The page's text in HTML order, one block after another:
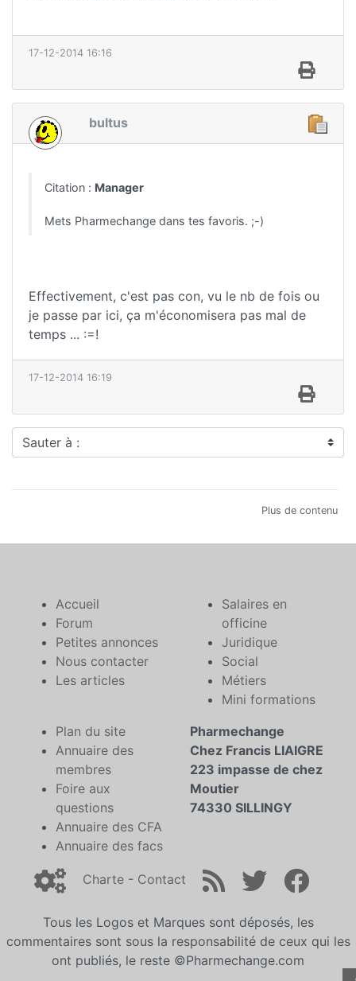
17-12-2014 16:16
bultus
Citation : Manager
Mets Pharmechange dans tes favoris. ;-)
Effectivement, c'est pas con, vu le nb de fois ou
je passe par ici, ça m'économisera pas mal de
temps ... :=!
17-12-2014 16:19
Sauter à :
Plus de contenu
Accueil
Forum
Petites annonces
Nous contacter
Les articles
Salaires en
officine
Juridique
Social
Métiers
Mini formations
Plan du site
Annuaire des
membres
Foire aux
questions
Annuaire des CFA
Annuaire des facs
Pharmechange
Chez Francis LIAIGRE
223 impasse de chez
Moutier
74330 SILLINGY
Charte - Contact
Tous les Logos et Marques sont déposés, les
commentaires sont sous la responsabilité de ceux qui les
ont publiés, le reste ©Pharmechange.com